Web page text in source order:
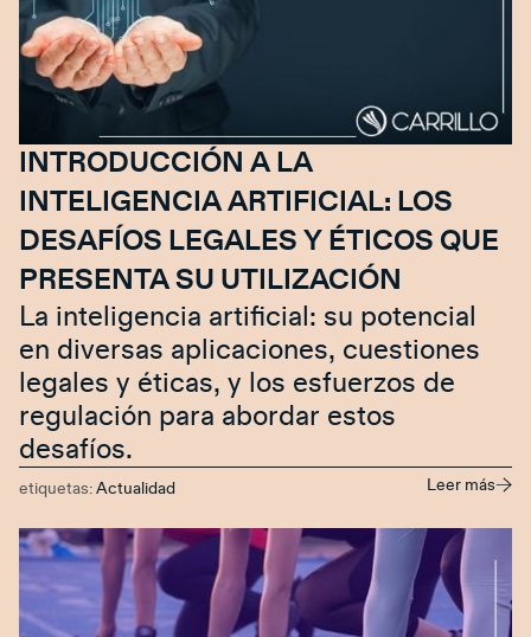
INTRODUCCIÓN A LA
INTELIGENCIA ARTIFICIAL: LOS
DESAFÍOS LEGALES Y ÉTICOS QUE
PRESENTA SU UTILIZACIÓN
La inteligencia artificial: su potencial
en diversas aplicaciones, cuestiones
legales y éticas, y los esfuerzos de
regulación para abordar estos
desafíos.
etiquetas: Actualidad Leer más